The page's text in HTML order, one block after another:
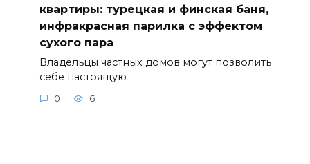
квартиры: турецкая и финская баня,
инфракрасная парилка с эффектом
сухого пара
Владельцы частных домов могут позволить
себе настоящую
0 6